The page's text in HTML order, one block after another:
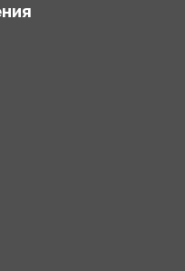
3090 + RTX 5070 Ti — это
конкретного
и их типы, ссылочные
и планирование, и
ещё стоит добавить в
Свои мысли по развитию
учту ваши